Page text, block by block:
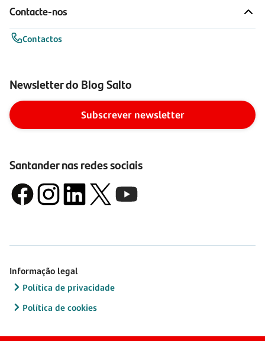
Contacte-nos
Contactos
Newsletter do Blog Salto
Subscrever newsletter
Santander nas redes sociais
Informação legal
Política de privacidade
Política de cookies